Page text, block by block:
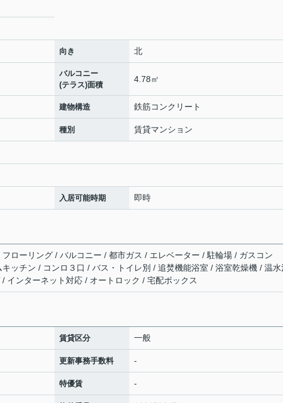
向き 北
バルコニー
(テラス)面積
4.78㎡
建物構造 鉄筋コンクリート
種別 賃貸マンション
入居可能時期 即時
ローリング / バルコニー / 都市ガス / エレベーター / 駐輪場 / ガスコン
ッチン / コンロ３口 / バス・トイレ別 / 追焚機能浴室 / 浴室乾燥機 / 温水
インターネット対応 / オートロック / 宅配ボックス
賃貸区分 一般
更新事務手数料 -
特優賃 -